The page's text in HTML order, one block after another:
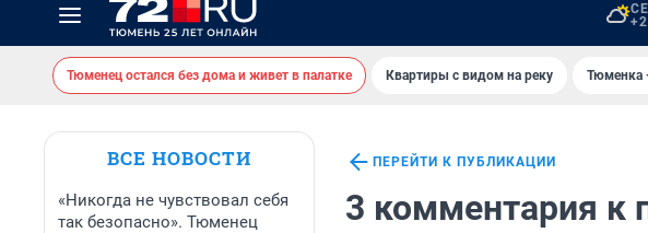
Тюменец остался без дома и живет в палатке Квартиры с видом на реку Тюменка
ВСЕ НОВОСТИ
«Никогда не чувствовал себя
так безопасно». Тюменец
ПЕРЕЙТИ К ПУБЛИКАЦИИ
3 комментария к